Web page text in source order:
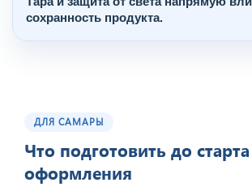
сохранность продукта.
ДЛЯ САМАРЫ
Что подготовить до старта
оформления